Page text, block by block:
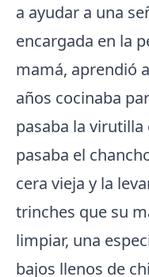
a ayudar a una
encargada en la
mamá, aprendió
años cocinaba
pasaba la
pasaba el
cera vieja y la
trinches que su
limpiar, una
bajos llenos de